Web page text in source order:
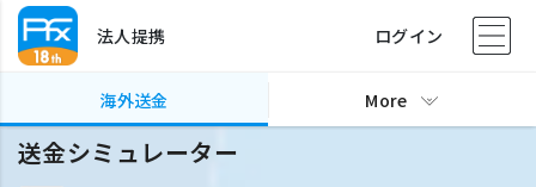
法人提携 ログイン
海外送金 More
送金シミュレーター